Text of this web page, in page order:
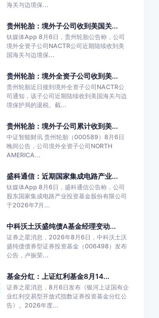
海关与边境保...
贵州轮胎：境外子公司收到美国关...
钛媒体App 8月6日，贵州轮胎公告称，公司
境外全资子公司NACTR公司近期陆续收到美
国海关与边境保...
贵州轮胎：境外全资子公司收到美...
贵州轮胎近日接到境外全资子公司NACTR公
司通知，该子公司近期陆续收到美国海关与边
境保护局的退税。截...
贵州轮胎：境外子公司累计收到美...
中证智能财讯 贵州轮胎（000589）8月6日
晚间公告，公司境外全资子公司NORTH
AMERICA...
盛科通信：近期国家集成电路产业...
钛媒体App 8月6日，盛科通信公告称，公司
股东国家集成电路产业投资基金股份有限公司
于2026年7月...
中科沃土沃盛纯债A基金经理变动...
证券之星消息，2026年8月6日，中科沃土沃
盛纯债债券型证券投资基金（006498）发布
公告，卢振荣...
基金分红：上证红利基金8月14...
证券之星消息，8月6日发布《银河上证国有企
业红利交易型开放式指数证券投资基金分红公
告》。2026年度...